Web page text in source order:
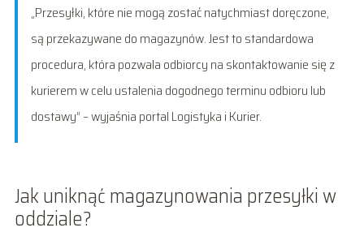
„Przesyłki, które nie mogą zostać natychmiast doręczone,
są przekazywane do magazynów. Jest to standardowa
procedura, która pozwala odbiorcy na skontaktowanie się z
kurierem w celu ustalenia dogodnego terminu odbioru lub
dostawy” – wyjaśnia portal Logistyka i Kurier.
Jak uniknąć magazynowania przesyłki w
oddziale?